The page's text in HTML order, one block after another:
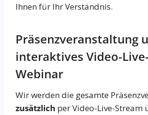
Ihnen für Ihr Verständnis.
Präsenzveranstaltung
interaktives Video-
Webinar
Wir werden die gesamte
zusätzlich per Video-Live-Stream